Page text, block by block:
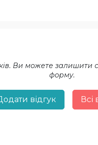
Ви можете залишити
форму.
відгук Всі